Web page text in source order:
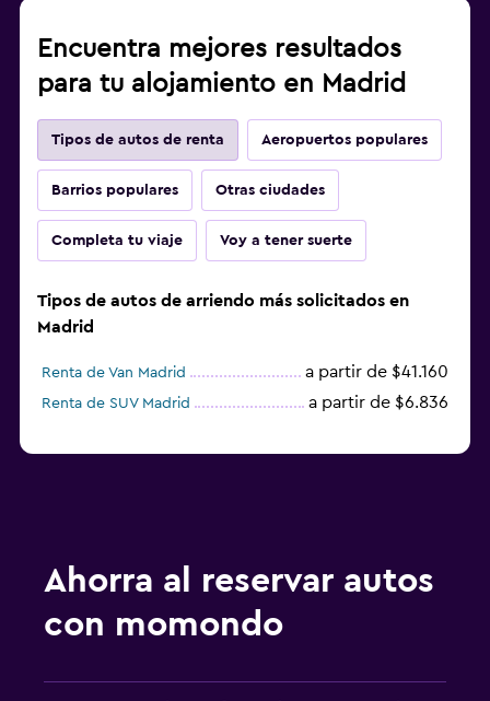
Encuentra mejores resultados
para tu alojamiento en Madrid
Tipos de autos de renta Aeropuertos populares
Barrios populares Otras ciudades
Completa tu viaje Voy a tener suerte
Tipos de autos de arriendo más solicitados en
Madrid
Renta de Van Madrid a partir de $41.160
Renta de SUV Madrid a partir de $6.836
Ahorra al reservar autos
con momondo